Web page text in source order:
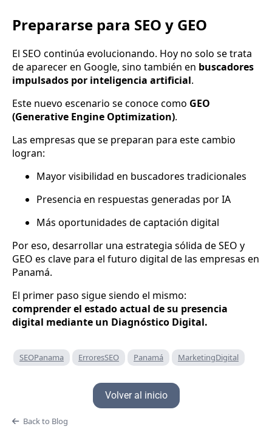
Prepararse para SEO y GEO
El SEO continúa evolucionando. Hoy no solo se trata
de aparecer en Google, sino también en buscadores
impulsados por inteligencia artificial.
Este nuevo escenario se conoce como GEO
(Generative Engine Optimization).
Las empresas que se preparan para este cambio
logran:
Mayor visibilidad en buscadores tradicionales
Presencia en respuestas generadas por IA
Más oportunidades de captación digital
Por eso, desarrollar una estrategia sólida de SEO y
GEO es clave para el futuro digital de las empresas en
Panamá.
El primer paso sigue siendo el mismo:
comprender el estado actual de su presencia
digital mediante un Diagnóstico Digital.
SEOPanama ErroresSEO Panamá MarketingDigital
Volver al inicio
Back to Blog